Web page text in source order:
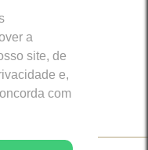
a
site, de
e,
com
Sociais